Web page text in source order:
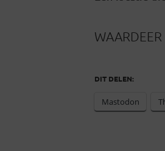
DIT DELEN:
Mastodon